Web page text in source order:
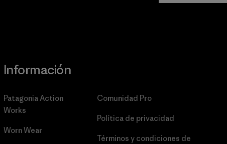
Información
Patagonia Action
Works
Worn Wear
Comunidad Pro
Política de privacidad
Términos y condiciones de